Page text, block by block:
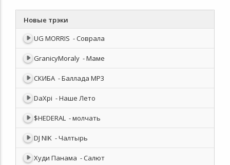
Новые трэки
UG MORRIS - Соврала
GranicyMoraly - Маме
СКИБА - Баллада MP3
DaXpi - Наше Лето
$HEDERAL - молчать
DJ NIK - Чалтырь
Худи Панама - Салют